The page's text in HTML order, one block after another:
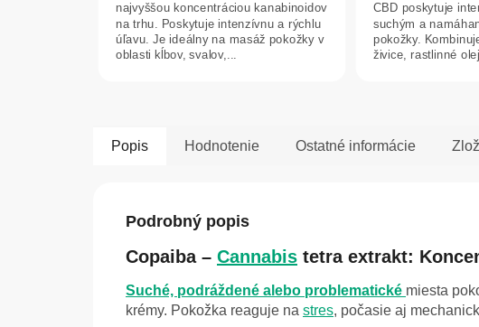
najvyššou koncentráciou kanabinoidov
na trhu. Poskytuje intenzívnu a rýchlu
úľavu. Je ideálny na masáž pokožky v
oblasti kĺbov, svalov,...
CBD poskytuje
suchým a
pokožky.
živice, rastlinné
Popis Hodnotenie Ostatné informácie
Podrobný popis
Copaiba – Cannabis tetra extrakt:
Suché, podráždené alebo problematické miesta
krémy. Pokožka reaguje na stres, počasie aj